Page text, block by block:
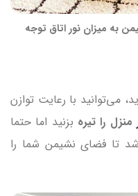
به میزان نور اتاق توجه
می‌توانید با رعایت توازن
منزل را تیره بزنید اما حتما
تا فضای نشیمن شما را